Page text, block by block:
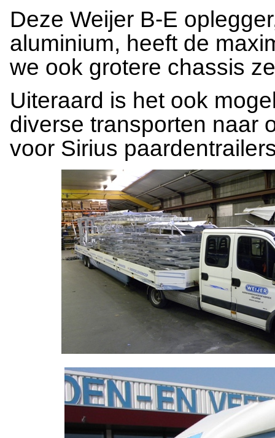
Deze Weijer B-E
aluminium, heeft de
we ook grotere chassis
Uiteraard is het ook
diverse transporten naar
voor Sirius